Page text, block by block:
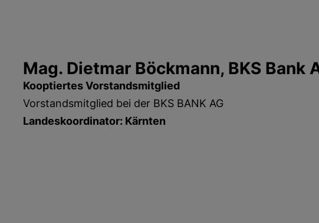
Mag. Dietmar Böckmann, BKS Bank
Kooptiertes Vorstandsmitglied
Vorstandsmitglied bei der BKS BANK AG
Landeskoordinator: Kärnten